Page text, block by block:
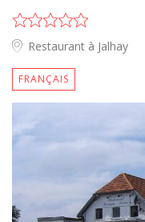
Restaurant à Jalhay
FRANÇAIS